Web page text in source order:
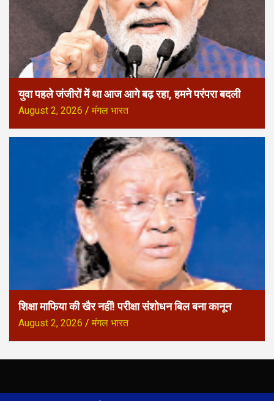
युवा पहले जंजीरों में था आज आगे बढ़ रहा, हमने परंपरा बदली
August 2, 2026 मंगल भारत
शिक्षा माफिया की खैर नहीं! परीक्षा संशोधन बिल बना कानून
August 2, 2026 मंगल भारत